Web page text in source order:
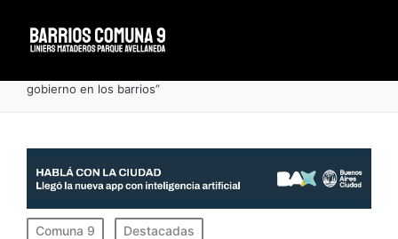
gobierno en los barrios”
Publicado
Comuna 9 Destacadas